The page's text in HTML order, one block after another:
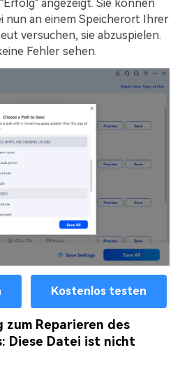
angezeigt. Sie können
nun an einem Speicherort Ihrer
versuchen, sie abzuspielen.
Fehler sehen.
Kostenlos testen
zum Reparieren des
Diese Datei ist nicht